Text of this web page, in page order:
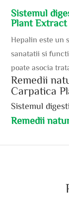
Sistemul
Plant Extract
Hepalin este un
sanatatii si
poate asocia
Remedii
Carpatica
Sistemul
Remedii